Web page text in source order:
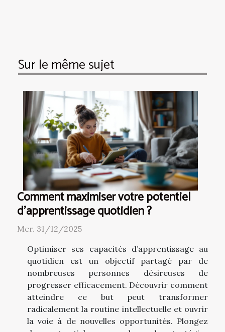
Sur le même sujet
Comment maximiser votre potentiel
d'apprentissage quotidien ?
Mer. 31/12/2025
Optimiser ses capacités d’apprentissage au
quotidien est un objectif partagé par de
nombreuses personnes désireuses de
progresser efficacement. Découvrir comment
atteindre ce but peut transformer
radicalement la routine intellectuelle et ouvrir
la voie à de nouvelles opportunités. Plongez